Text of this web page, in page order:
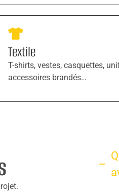
Textile
T-shirts, vestes, casquettes,
accessoires brandés…